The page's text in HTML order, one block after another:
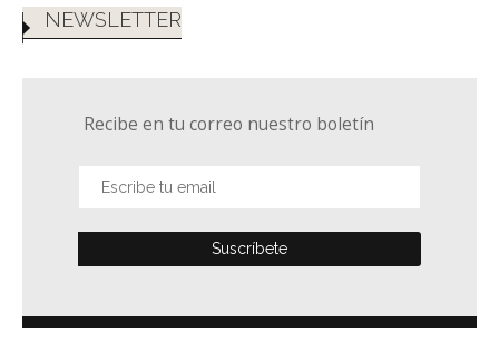
NEWSLETTER
Recibe en tu correo nuestro boletín